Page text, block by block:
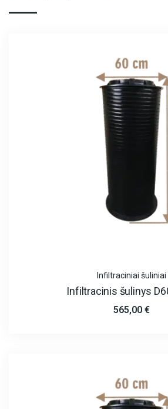
Infiltraciniai šuliniai
Infiltracinis šulinys
565,00 €